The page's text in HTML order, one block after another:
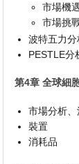
市場機
市場挑
波特五力分
PESTLE分
第4章 全球細
市場分析、
裝置
消耗品